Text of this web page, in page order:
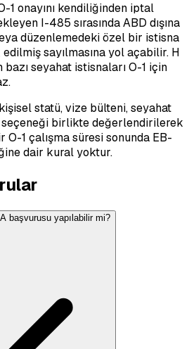
1 onayını kendiliğinden iptal
I-485 sırasında ABD dışına
düzenlemedeki özel bir istisna
sayılmasına yol açabilir. H
seyahat istisnaları O-1 için
statü, vize bülteni, seyahat
seçeneği birlikte değerlendirilerek
1 çalışma süresi sonunda EB-
dair kural yoktur.
başvurusu yapılabilir mi?